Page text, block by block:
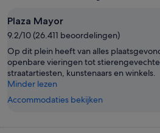
Plaza Mayor
9.2/10 (26.411 beoordelingen)
Op dit plein heeft van alles
openbare vieringen tot
straatartiesten, kunstenaars en winkels.
Minder lezen
Accommodaties bekijken